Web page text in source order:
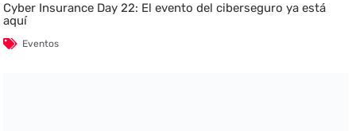
Cyber Insurance Day 22: El evento del ciberseguro ya está
aquí
Eventos